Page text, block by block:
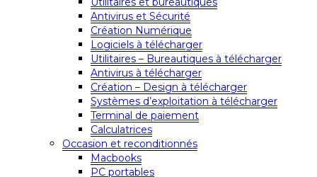
Antivirus et Sécurité
Création Numérique
Logiciels à télécharger
Utilitaires – Bureautiques à télécharger
Antivirus à télécharger
Création – Design à télécharger
Systèmes d’exploitation à télécharger
Terminal de paiement
Calculatrices
Occasion et reconditionnés
Macbooks
PC portables